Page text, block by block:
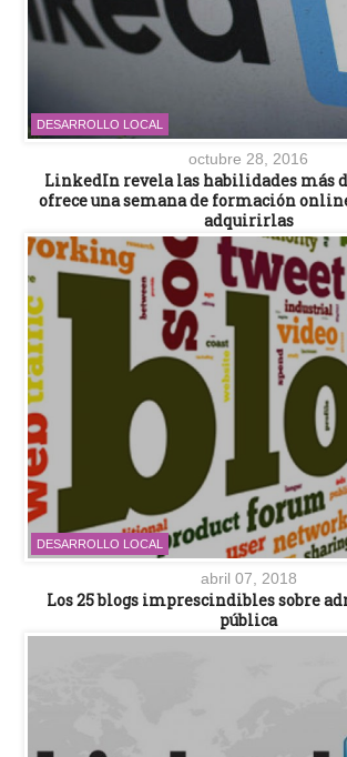
DESARROLLO LOCAL
octubre 28, 2016
LinkedIn revela las habilidades más
ofrece una semana de formación
adquirirlas
DESARROLLO LOCAL
abril 07, 2018
Los 25 blogs imprescindibles sobre
pública